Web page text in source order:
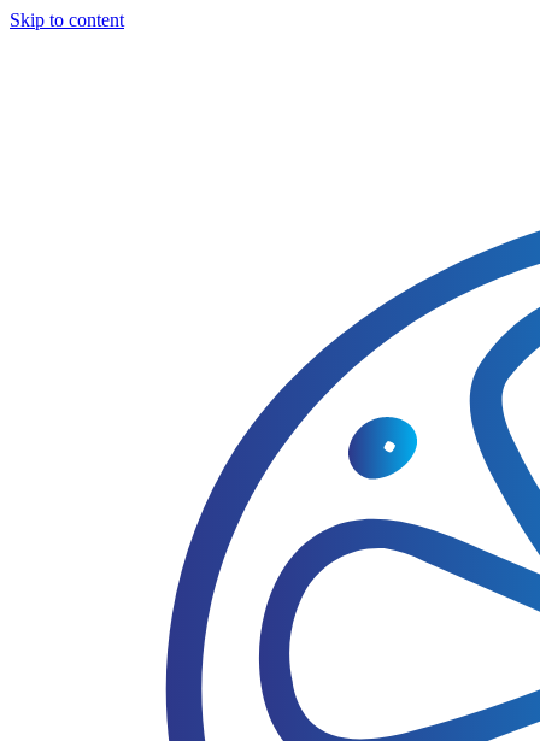
Skip to content